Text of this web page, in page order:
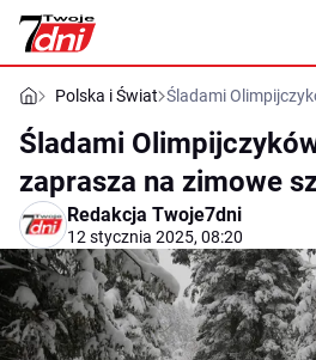
Polska i Świat Śladami
Śladami
zaprasza na zimowe
Redakcja Twoje7dni
12 stycznia 2025, 08:20